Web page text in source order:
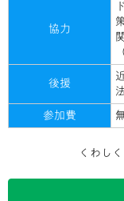
協力
後援
参加費
くわし